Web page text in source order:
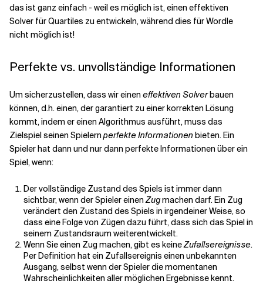
das ist ganz einfach - weil es möglich ist, einen effektiven
Solver für Quartiles zu entwickeln, während dies für Wordle
nicht möglich ist!
Perfekte vs. unvollständige Informationen
Um sicherzustellen, dass wir einen effektiven Solverbauen
können, d.h. einen, der garantiert zu einer korrekten Lösung
kommt, indem er einen Algorithmus ausführt, muss das
Zielspiel seinen Spielernperfekte Informationen bieten. Ein
Spieler hat dann und nur dann perfekte Informationen über ein
Spiel, wenn:
Der vollständige Zustand des Spiels ist immer dann
sichtbar, wenn der Spieler einenZugmachen darf. Ein Zug
verändert den Zustand des Spiels in irgendeiner Weise, so
dass eine Folge von Zügen dazu führt, dass sich das Spiel in
seinem Zustandsraum weiterentwickelt.
Wenn Sie einen Zug machen, gibt es keineZufallsereignisse.
Per Definition hat ein Zufallsereignis einen unbekannten
Ausgang, selbst wenn der Spieler die momentanen
Wahrscheinlichkeiten aller möglichen Ergebnisse kennt.